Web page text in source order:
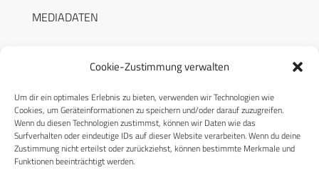
Cookie-Zustimmung verwalten
Um dir ein optimales Erlebnis zu bieten, verwenden wir Technologien wie
Cookies, um Geräteinformationen zu speichern und/oder darauf zuzugreifen.
Wenn du diesen Technologien zustimmst, können wir Daten wie das
Surfverhalten oder eindeutige IDs auf dieser Website verarbeiten. Wenn du deine
Zustimmung nicht erteilst oder zurückziehst, können bestimmte Merkmale und
Funktionen beeinträchtigt werden.
MEDIADATEN
RECHTLICHES
Datenschutzerklärung
Cookie-Richtlinie (EU)